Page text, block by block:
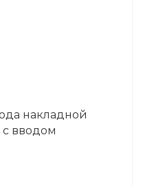
накладной
с вводом